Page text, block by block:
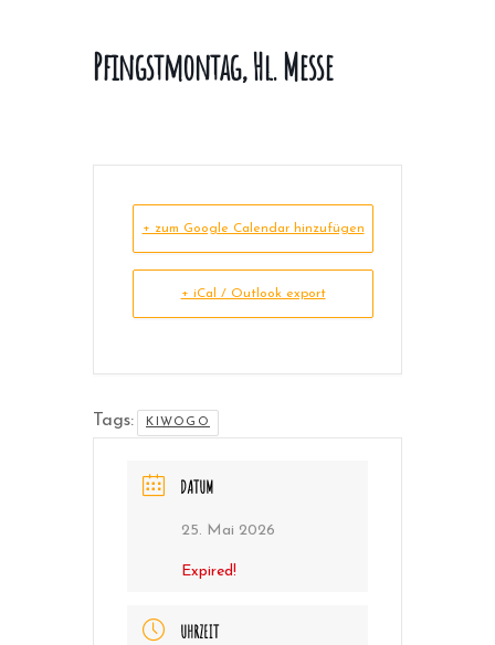
Pfingstmontag, Hl. Messe
+ zum Google Calendar hinzufügen
+ iCal / Outlook export
Tags: KIWOGO
DATUM
25. Mai 2026
Expired!
UHRZEIT